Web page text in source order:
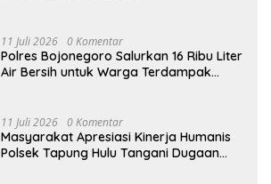
11 Juli 2026 0 Komentar
Polres Bojonegoro Salurkan 16 Ribu Liter
Air Bersih untuk Warga Terdampak
11 Juli 2026 0 Komentar
Masyarakat Apresiasi Kinerja Humanis
Polsek Tapung Hulu Tangani Dugaan